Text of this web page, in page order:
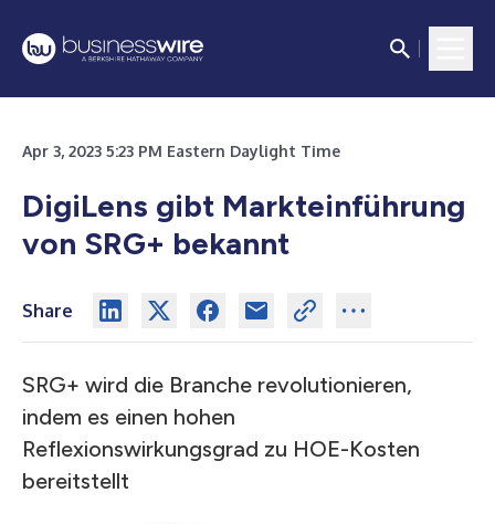
Apr 3, 2023 5:23 PM Eastern Daylight Time
DigiLens gibt Markteinführung
von SRG+ bekannt
Share
SRG+ wird die Branche revolutionieren,
indem es einen hohen
Reflexionswirkungsgrad zu HOE-Kosten
bereitstellt